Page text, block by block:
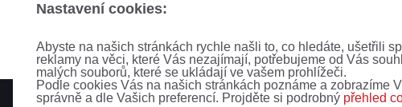
Nastavení cookies:
Abyste na našich stránkách rychle našli to, co hledáte, ušetřili
reklamy na věci, které Vás nezajímají, potřebujeme od Vás
malých souborů, které se ukládají ve vašem prohlížeči.
Podle cookies Vás na našich stránkách poznáme a zobrazíme
správně a dle Vašich preferencí. Projděte si podrobný přehled